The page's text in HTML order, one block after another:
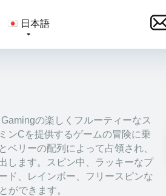
日本語
の楽しくフルーティーなス
ンCを提供するゲームの冒険に乗
ベリーの配列によって占領され、
します。スピン中、ラッキーなプ
ド、レインボー、フリースピンな
ができます。